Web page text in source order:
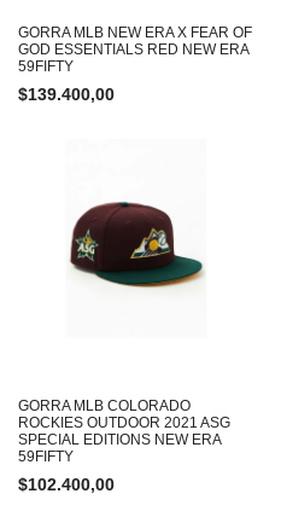
GORRA MLB NEW ERA X FEAR OF
GOD ESSENTIALS RED NEW ERA
59FIFTY
$139.400,00
GORRA MLB COLORADO
ROCKIES OUTDOOR 2021 ASG
SPECIAL EDITIONS NEW ERA
59FIFTY
$102.400,00